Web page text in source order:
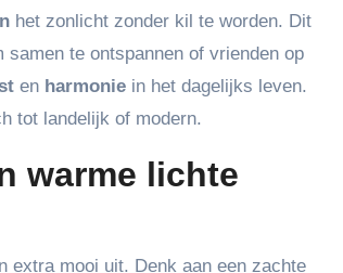
het zonlicht zonder kil te worden. Dit
te ontspannen of vrienden op
en harmonie in het dagelijks leven.
tot landelijk of modern.
warme lichte
extra mooi uit. Denk aan een zachte